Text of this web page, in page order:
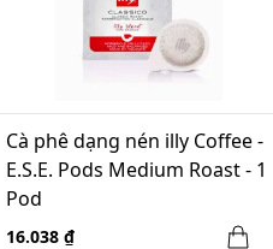
Cà phê dạng nén illy Coffee -
E.S.E. Pods Medium Roast - 1
Pod
16.038 ₫